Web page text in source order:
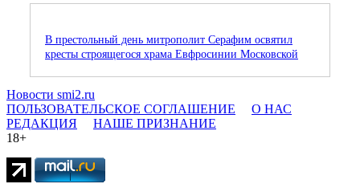
В престольный день митрополит Серафим освятил
кресты строящегося храма Евфросинии Московской
Новости smi2.ru
ПОЛЬЗОВАТЕЛЬСКОЕ СОГЛАШЕНИЕ
О НАС
РЕДАКЦИЯ
НАШЕ ПРИЗНАНИЕ
18+